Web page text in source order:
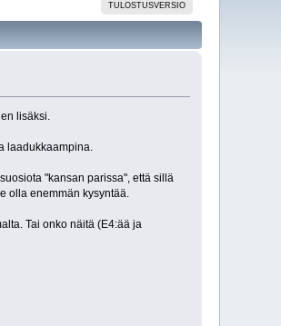
TULOSTUSVERSIO
lisäksi.
laadukkaampina.
"kansan parissa", että sillä
olla enemmän kysyntää.
Tai onko näitä (E4:ää ja